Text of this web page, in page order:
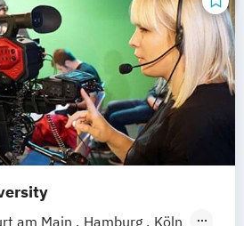
am Main Hamburg
Köln